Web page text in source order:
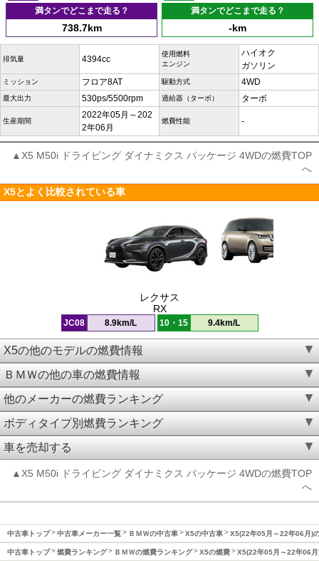
満タンでどこまで走る？
738.7km
満タンでどこまで走る？
-km
排気量 4394cc
使用燃料
エンジン
ハイオク
ガソリン
ミッション フロア8AT 駆動方式 4WD
最大出力 530ps/5500rpm 過給器（ターボ） ターボ
生産期間
2022年05月～202
2年06月
燃費性能 -
▲X5 M50i ドライビング ダイナミクス パッケージ 4WDの燃費TOP
へ
X5とよく比較されている車
レクサス
RX
JC08 8.9km/L 10・15 9.4km/L
X5の他のモデルの燃費情報
ＢＭＷの他の車の燃費情報
他のメーカーの燃費ランキング
ボディタイプ別燃費ランキング
車を売却する
▲X5 M50i ドライビング ダイナミクス パッケージ 4WDの燃費TOP
へ
中古車トップ 中古車メーカー一覧 ＢＭＷの中古車 X5の中古車 X5(22年05月～22年06月)
中古車トップ 燃費ランキング ＢＭＷの燃費ランキング X5の燃費 X5(22年05月～22年06月